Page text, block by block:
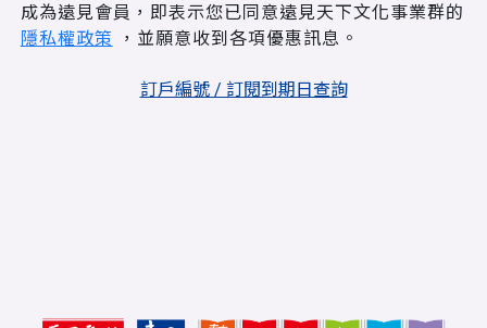
成為遠見會員，即表示您已同意遠見天下文化事業群的
隱私權政策 ，並願意收到各項優惠訊息。
訂戶編號 / 訂閱到期日查詢